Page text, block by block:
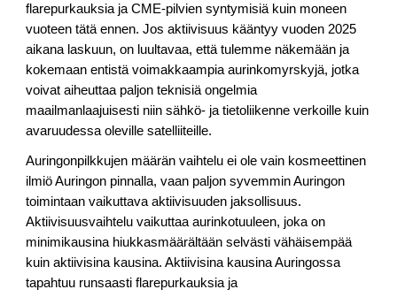
flarepurkauksia ja CME-pilvien syntymisiä kuin moneen
vuoteen tätä ennen. Jos aktiivisuus kääntyy vuoden 2025
aikana laskuun, on luultavaa, että tulemme näkemään ja
kokemaan entistä voimakkaampia aurinkomyrskyjä, jotka
voivat aiheuttaa paljon teknisiä ongelmia
maailmanlaajuisesti niin sähkö- ja tietoliikenne verkoille kuin
avaruudessa oleville satelliiteille.
Auringonpilkkujen määrän vaihtelu ei ole vain kosmeettinen
ilmiö Auringon pinnalla, vaan paljon syvemmin Auringon
toimintaan vaikuttava aktiivisuuden jaksollisuus.
Aktiivisuusvaihtelu vaikuttaa aurinkotuuleen, joka on
minimikausina hiukkasmäärältään selvästi vähäisempää
kuin aktiivisina kausina. Aktiivisina kausina Auringossa
tapahtuu runsaasti flarepurkauksia ja